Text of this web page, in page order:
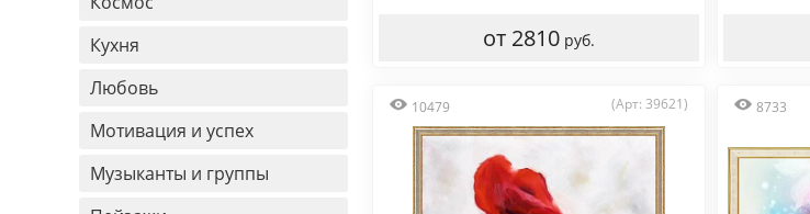
Кухня
Любовь
Мотивация и успех
Музыканты и группы
от 2810 руб.
10479 (Арт: 39621) 8733